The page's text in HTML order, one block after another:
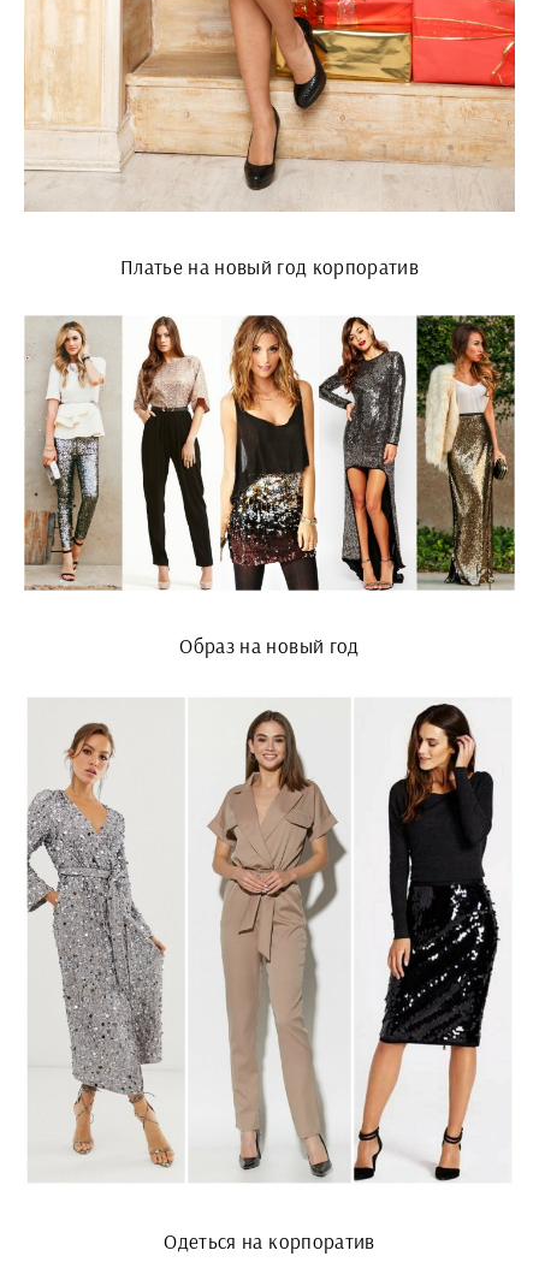
Платье на новый год корпоратив
Образ на новый год
Одеться на корпоратив